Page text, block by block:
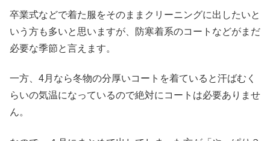
卒業式などで着た服をそのままクリーニングに出したいと
いう方も多いと思いますが、防寒着系のコートなどがまだ
必要な季節と言えます。
一方、4月なら冬物の分厚いコートを着ていると汗ばむく
らいの気温になっているので絶対にコートは必要ありませ
ん。